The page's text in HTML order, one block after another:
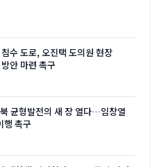
수 도로, 오진택 도의원 현장
안 마련 촉구
균형발전의 새 장 열다…임창열
행 촉구